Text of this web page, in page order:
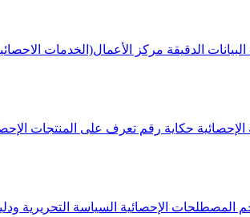
الدقيقة مركز الأعمال(الخدمات
حكاية رقم تعرف على المنتجات
المصطلحات الإحصائية السياسة التحريرية